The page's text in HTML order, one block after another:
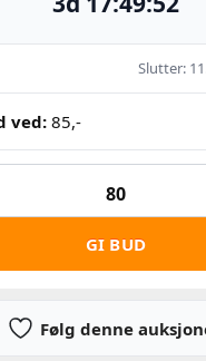
Slutter:
ved: 85,-
GI BUD
Følg denne